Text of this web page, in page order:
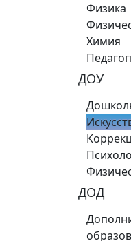
Физика
Химия
ДОУ
ДОД